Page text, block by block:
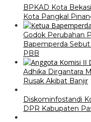
BPKAD Kota
Kota Pangkal
Godok Perubahan
Bapemperda
PBB
Adhika Dirgantara
Rusak Akibat Banjir
Diskominfostandi
DPR Kabupaten